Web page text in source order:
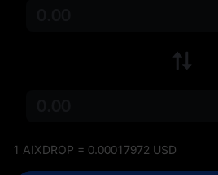
1 AIXDROP = 0.00017972 USD